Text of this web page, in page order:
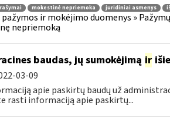
mokestinė nepriemoka juridiniai asmenys
ir mokėjimo duomenys »
nepriemoką
baudas, jų sumokėjimą ir
03-09
apie paskirtų baudų už
rasti informaciją apie paskirtų...